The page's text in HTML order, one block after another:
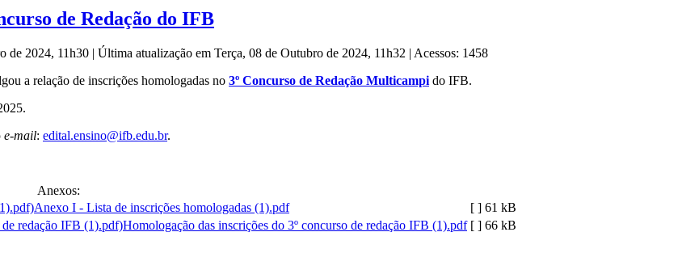
de Redação do IFB
de 2024, 11h30 | Última atualização em Terça, 08 de Outubro de 2024, 11h32 | Acessos: 1458
a relação de inscrições homologadas no 3º Concurso de Redação Multicampi do IFB.
e-mail: edital.ensino@ifb.edu.br.
Anexos:
Anexo I - Lista de inscrições homologadas (1).pdf
[ ] 61 kB
Homologação das inscrições do 3º concurso de redação IFB (1).pdf [ ] 66 kB